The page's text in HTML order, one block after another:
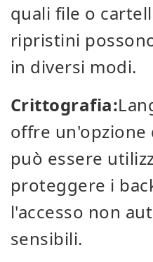
quali file o
ripristini
in diversi modi.
Crittografia:
offre
può essere
proteggere i
l'accesso non
sensibili.